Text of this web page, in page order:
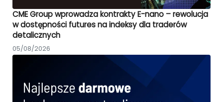
CME Group wprowadza kontrakty E-nano – rewolucja
w dostępności futures na indeksy dla traderów
detalicznych
05/08/2026